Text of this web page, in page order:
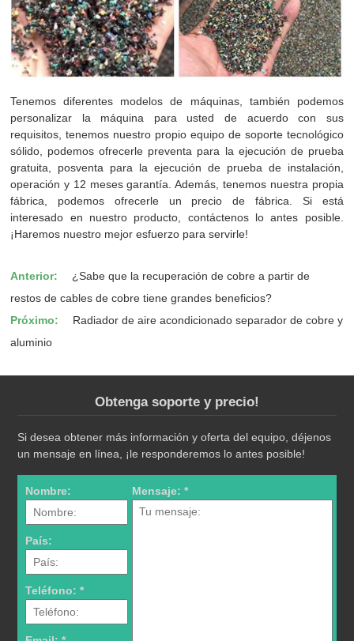
Tenemos diferentes modelos de máquinas, también podemos
personalizar la máquina para usted de acuerdo con sus
requisitos, tenemos nuestro propio equipo de soporte tecnológico
sólido, podemos ofrecerle preventa para la ejecución de prueba
gratuita, posventa para la ejecución de prueba de instalación,
operación y 12 meses garantía. Además, tenemos nuestra propia
fábrica, podemos ofrecerle un precio de fábrica. Si está
interesado en nuestro producto, contáctenos lo antes posible.
¡Haremos nuestro mejor esfuerzo para servirle!
Anterior:
¿Sabe que la recuperación de cobre a partir de
restos de cables de cobre tiene grandes beneficios?
Próximo:
Radiador de aire acondicionado separador de cobre y
aluminio
Obtenga soporte y precio!
Si desea obtener más información y oferta del equipo, déjenos
un mensaje en línea, ¡le responderemos lo antes posible!
Nombre:
País:
Teléfono: *
Mensaje: *